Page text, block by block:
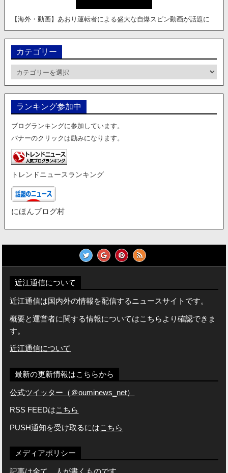
【海外・動画】あおり運転者による盛大な自爆スピン動画が話題に
カテゴリー
テ
リ
ランキング参加中
ブログランキングに参加しています。
バナーのクリックは励みになります。
トレンドニュースランキング
にほんブログ村
近江通信について
近江通信は国内外の情報を配信するニュースサイトです。
概要と運営者に関する情報についてはこちらより確認できま
す。
近江通信について
最新の更新情報はこちらから
公式ツイッター（＠ouminews_net）
RSS FEEDはこちら
PUSH通知を受け取るにはこちら
メディアポリシー